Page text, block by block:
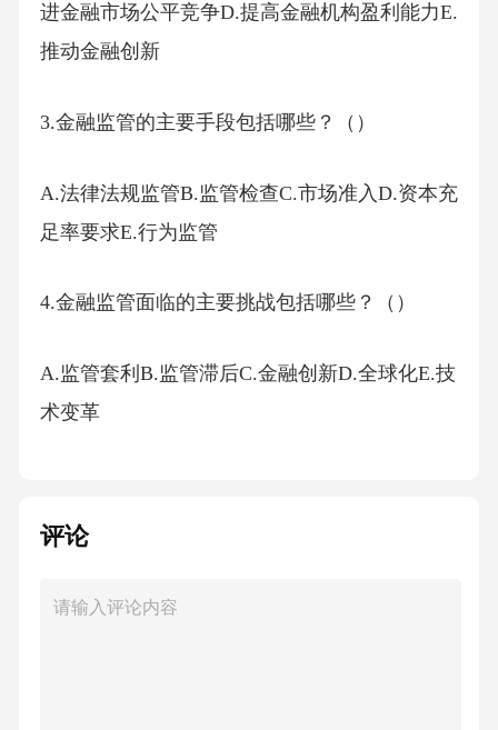
进金融市场公平竞争D.提高金融机构盈利能力E.
推动金融创新
3.金融监管的主要手段包括哪些？（）
A.法律法规监管B.监管检查C.市场准入D.资本充
足率要求E.行为监管
4.金融监管面临的主要挑战包括哪些？（）
A.监管套利B.监管滞后C.金融创新D.全球化E.技
术变革
（）
评论